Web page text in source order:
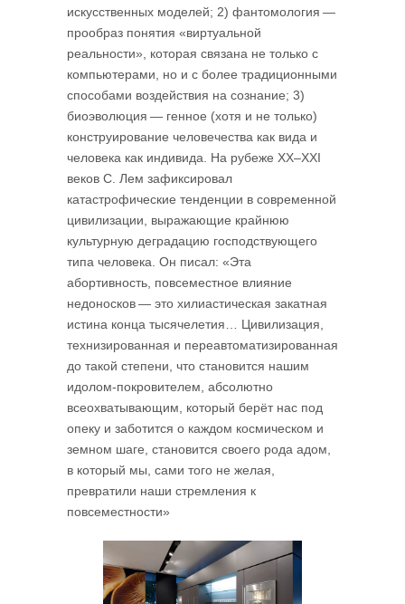
искусственных моделей; 2) фантомология —
прообраз понятия «виртуальной
реальности», которая связана не только с
компьютерами, но и с более традиционными
способами воздействия на сознание; 3)
биоэволюция — генное (хотя и не только)
конструирование человечества как вида и
человека как индивида. На рубеже XX–XXI
веков С. Лем зафиксировал
катастрофические тенденции в современной
цивилизации, выражающие крайнюю
культурную деградацию господствующего
типа человека. Он писал: «Эта
абортивность, повсеместное влияние
недоносков — это хилиастическая закатная
истина конца тысячелетия… Цивилизация,
технизированная и переавтоматизированная
до такой степени, что становится нашим
идолом-покровителем, абсолютно
всеохватывающим, который берёт нас под
опеку и заботится о каждом космическом и
земном шаге, становится своего рода адом,
в который мы, сами того не желая,
превратили наши стремления к
повсеместности»